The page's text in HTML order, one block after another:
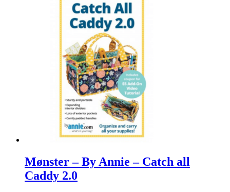
Mønster – By Annie – Catch all
Caddy 2.0